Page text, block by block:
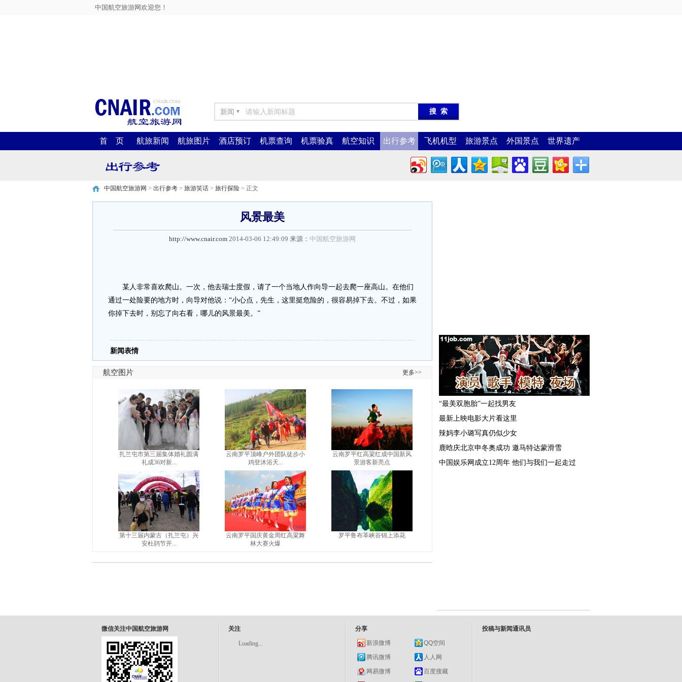
中国航空旅游网欢迎您！
新闻 ▼
首 页 航旅新闻 航旅图片 酒店预订 机票查询 机票验真 航空知识 出行参考 飞机机型 旅游景点 外国景点 世界遗产
中国航空旅游网 > 出行参考 > 旅游笑话 > 旅行探险 > 正文
风景最美
http://www.cnair.com 2014-03-06 12:49:09 来源： 中国航空旅游网
某人非常喜欢爬山。一次，他去瑞士度假，请了一个当地人作向导一起去爬一座高山。在他们
通过一处险要的地方时，向导对他说：“小心点，先生，这里挺危险的，很容易掉下去。不过，如果
你掉下去时，别忘了向右看，哪儿的风景最美。”
新闻表情
航空图片 更多>>
扎兰屯市第三届集体婚礼圆满
礼成36对新...
第十三届内蒙古（扎兰屯）兴
安杜鹃节开...
云南罗平顶峰户外团队徒步小
鸡登沐浴天...
云南罗平国庆黄金周红高粱舞
林大赛火爆
云南罗平红高粱红成中国新风
景游客新亮点
罗平鲁布革峡谷锦上添花
微信关注中国航空旅游网 关注
Loading...
分享
新浪微博
QQ空间
腾讯微博
人人网
网易微博
百度搜藏
投稿与新闻通讯员